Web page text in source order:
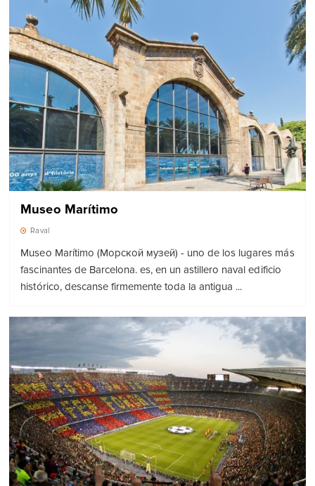
Museo Marítimo
Raval
Museo Marítimo (Морской музей) - uno de los lugares más
fascinantes de Barcelona. es, en un astillero naval edificio
histórico, descanse firmemente toda la antigua ...